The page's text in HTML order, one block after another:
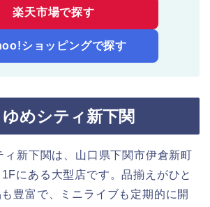
楽天市場で探す
ショッピングで探す
めシティ新下関
ィ新下関は、山口県下関市伊倉新町
にある大型店です。品揃えがひと
豊富で、ミニライブも定期的に開